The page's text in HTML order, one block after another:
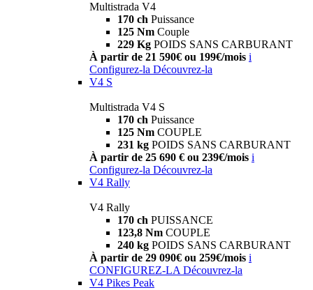
Multistrada V4
170 ch Puissance
125 Nm Couple
229 Kg POIDS SANS CARBURANT
À partir de 21 590€ ou 199€/mois i
Configurez-la Découvrez-la
V4 S
Multistrada V4 S
170 ch Puissance
125 Nm COUPLE
231 kg POIDS SANS CARBURANT
À partir de 25 690 € ou 239€/mois i
Configurez-la Découvrez-la
V4 Rally
V4 Rally
170 ch PUISSANCE
123,8 Nm COUPLE
240 kg POIDS SANS CARBURANT
À partir de 29 090€ ou 259€/mois i
CONFIGUREZ-LA Découvrez-la
V4 Pikes Peak